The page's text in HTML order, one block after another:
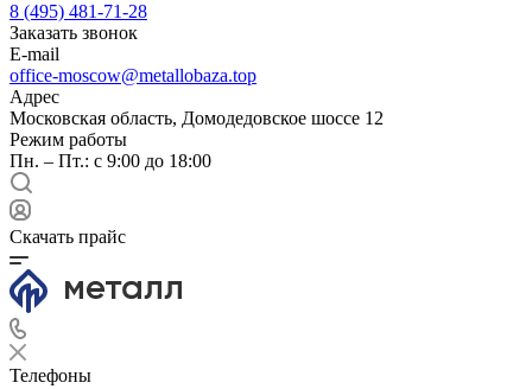
8 (495) 481-71-28
Заказать звонок
E-mail
office-moscow@metallobaza.top
Адрес
Московская область, Домодедовское шоссе 12
Режим работы
Пн. – Пт.: с 9:00 до 18:00
Скачать прайс
Телефоны